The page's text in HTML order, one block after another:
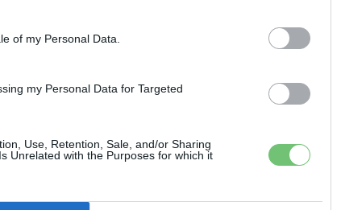
of my Personal Data.
my Personal Data for Targeted
Use, Retention, Sale, and/or Sharing
Unrelated with the Purposes for which it
Érdekelnek a legfrissebb hírek az e-
az elektromosság és a